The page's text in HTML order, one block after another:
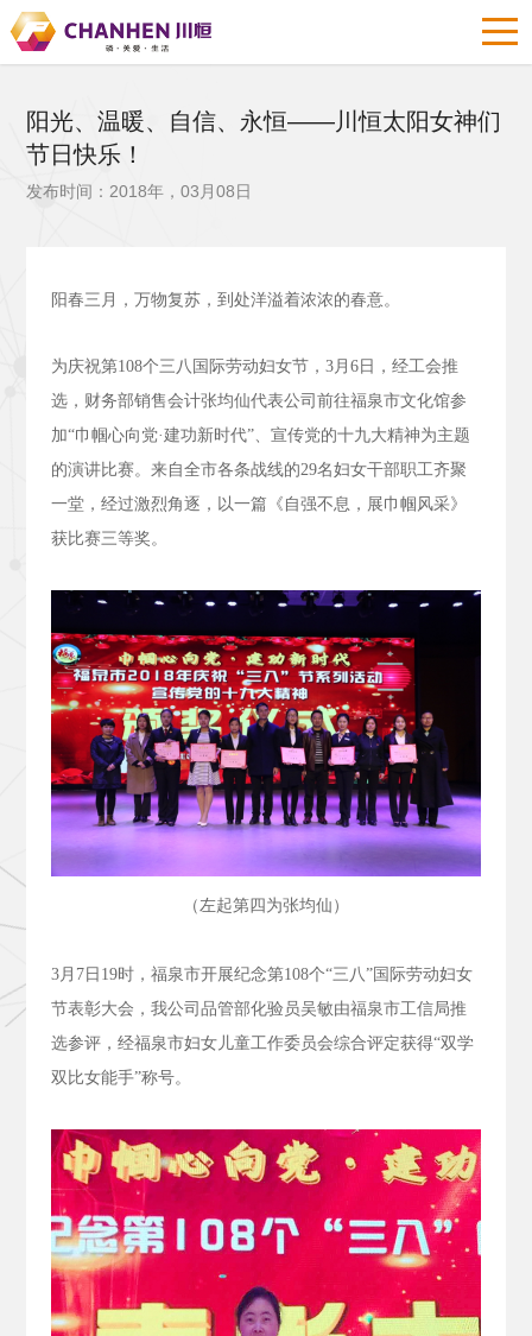
阳光、温暖、自信、永恒——川恒太阳女神们
节日快乐！
发布时间：2018年，03月08日
阳春三月，万物复苏，到处洋溢着浓浓的春意。
为庆祝第108个三八国际劳动妇女节， 3月 6日，经工会推
选，财务部销售会计张均仙代表公司前往福泉市文化馆参
加“巾帼心向党·建功新时代”、宣传党的十九大精神为主题
的演讲比赛。来自全市各条战线的29名妇女干部职工齐聚
一堂，经过激烈角逐，以一篇《自强不息，展巾帼风采》
获比赛三等奖。
（左起第四为张均仙）
3月 7日 19时，福泉市开展纪念第108个“三八”国际劳动妇女
节表彰大会，我公司品管部化验员吴敏由福泉市工信局推
选参评，经福泉市妇女儿童工作委员会综合评定获得“双学
双比女能手”称号。